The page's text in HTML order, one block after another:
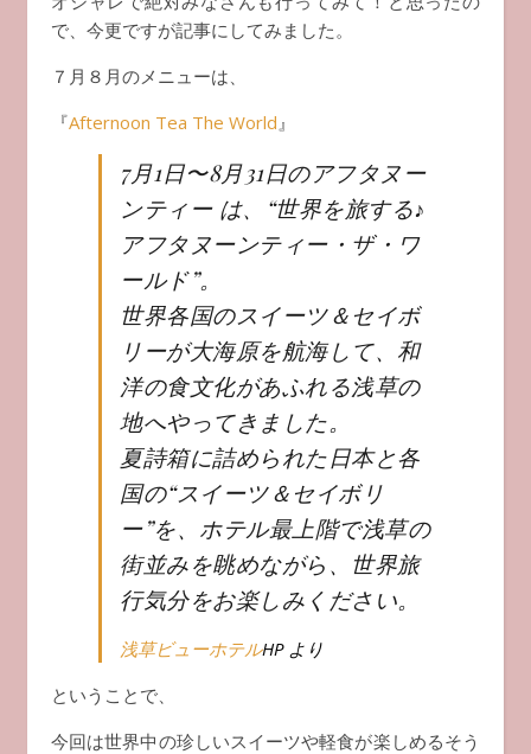
で、今更ですが記事にしてみました。
７月８月のメニューは、
『Afternoon Tea The World』
7月1日〜8月31日のアフタヌー
ンティー は、“世界を旅する♪
アフタヌーンティー・ザ・ワ
ールド”。
世界各国のスイーツ＆セイボ
リーが大海原を航海して、和
洋の食文化があふれる浅草の
地へやってきました。
夏詩箱に詰められた日本と各
国の“スイーツ＆セイボリ
ー”を、ホテル最上階で浅草の
街並みを眺めながら、世界旅
行気分をお楽しみください。
浅草ビューホテルHP より
ということで、
今回は世界中の珍しいスイーツや軽食が楽しめるそう